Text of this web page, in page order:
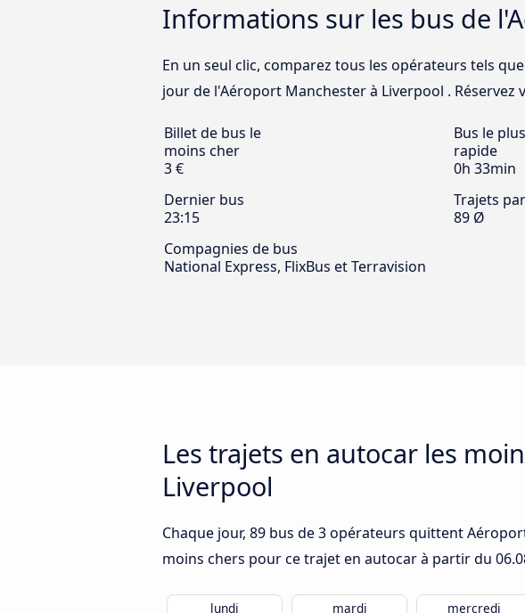
Informations sur les bus de
En un seul clic, comparez tous les opérateurs tels
jour de l'Aéroport Manchester à Liverpool .
Billet de bus le
moins cher
3 €
Bus le plus
rapide
0h 33min
Dernier bus
23:15
Trajets
89 Ø
Compagnies de bus
National Express, FlixBus et Terravision
Les trajets en autocar les
Liverpool
Chaque jour, 89 bus de 3 opérateurs quittent
moins chers pour ce trajet en autocar à partir du
lundi mardi mercredi